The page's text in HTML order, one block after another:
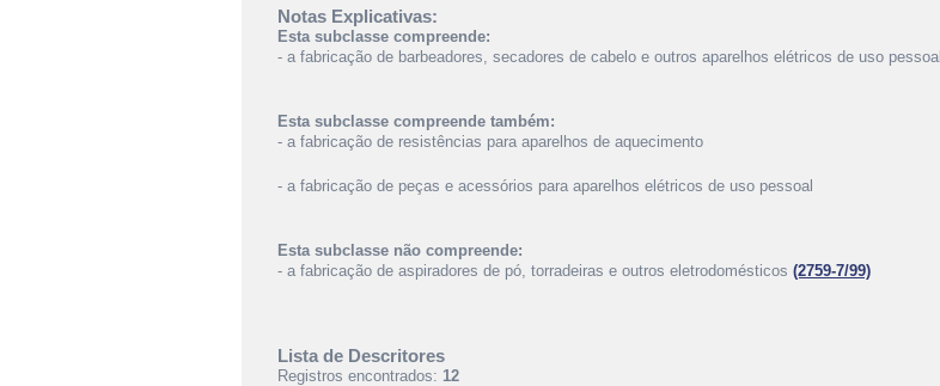
Notas Explicativas:
Esta subclasse compreende:
- a fabricação de barbeadores, secadores de cabelo e outros aparelhos elétricos de uso pessoal
Esta subclasse compreende também:
- a fabricação de resistências para aparelhos de aquecimento
- a fabricação de peças e acessórios para aparelhos elétricos de uso pessoal
Esta subclasse não compreende:
- a fabricação de aspiradores de pó, torradeiras e outros eletrodomésticos (2759-7/99)
Lista de Descritores
Registros encontrados: 12